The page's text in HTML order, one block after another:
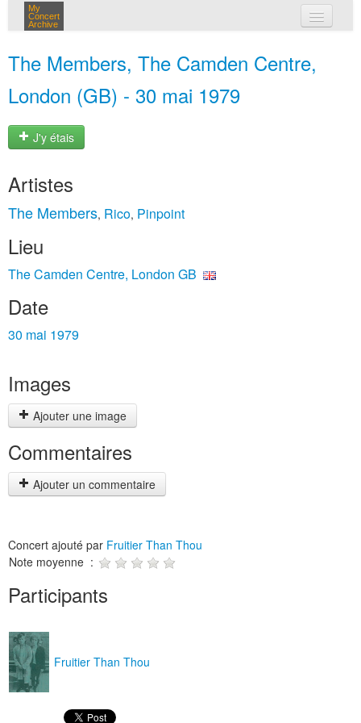
My
Concert
Archive
The Members, The Camden Centre,
London (GB) - 30 mai 1979
J'y étais
Artistes
The Members, Rico, Pinpoint
Lieu
The Camden Centre, London GB
Date
30 mai 1979
Images
Ajouter une image
Commentaires
Ajouter un commentaire
Concert ajouté par Fruitier Than Thou
Note moyenne :
Participants
Fruitier Than Thou